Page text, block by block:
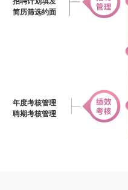
简历筛选约面
年度考核管理
聘期考核管理